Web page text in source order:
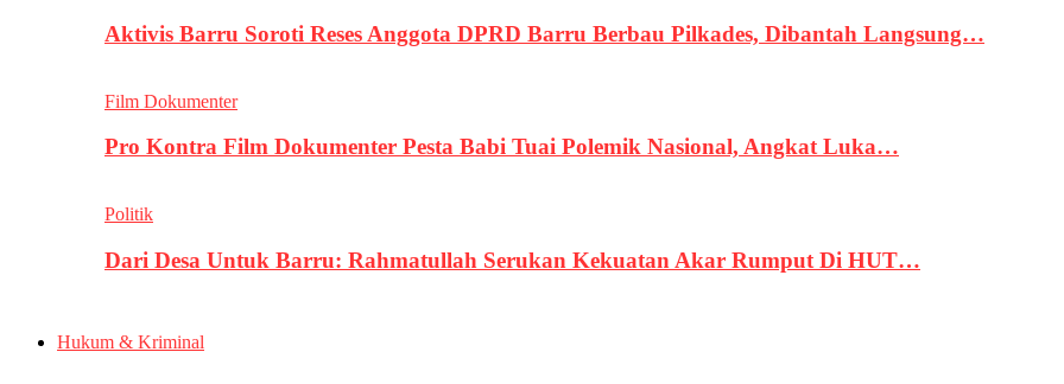
Aktivis Barru Soroti Reses Anggota DPRD Barru Berbau Pilkades, Dibantah Langsung…
Film Dokumenter
Pro Kontra Film Dokumenter Pesta Babi Tuai Polemik Nasional, Angkat Luka…
Politik
Dari Desa Untuk Barru: Rahmatullah Serukan Kekuatan Akar Rumput Di HUT…
Hukum & Kriminal